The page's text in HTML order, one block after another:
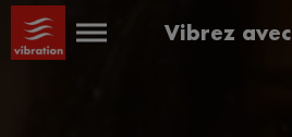
Vibrez